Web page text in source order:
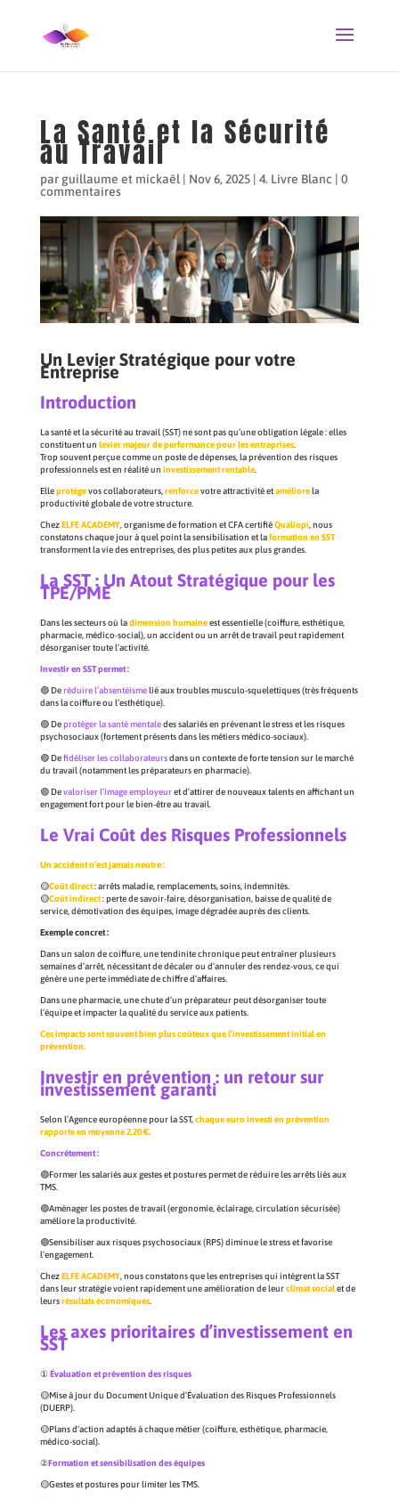
La Santé et la Sécurité
au Travail
par guillaume et mickaël| Nov 6, 2025| 4. Livre Blanc| 0
commentaires
Un Levier Stratégique pour votre
Entreprise
Introduction
La santé et la sécurité au travail (SST) ne sont pas qu’une obligation légale : elles
constituent un levier majeur de performance pour les entreprises.
Trop souvent perçue comme un poste de dépenses, la prévention des risques
professionnels est en réalité un investissement rentable.
Elleprotègevos collaborateurs,renforcevotre attractivité etaméliorela
productivité globale de votre structure.
ChezELFE ACADEMY, organisme de formation et CFA certifiéQualiopi, nous
constatons chaque jour à quel point la sensibilisation et laformation en SST
transforment la vie des entreprises, des plus petites aux plus grandes.
La SST : Un Atout Stratégique pour les
TPE/PME
Dans les secteurs où ladimension humaineest essentielle (coiffure, esthétique,
pharmacie, médico-social), un accident ou un arrêt de travail peut rapidement
désorganiser toute l’activité.
Investir en SST permet :
🟣 Deréduire l’absentéismelié aux troubles musculo-squelettiques (très fréquents
dans la coiffure ou l’esthétique).
🟣 Deprotéger la santé mentaledes salariés en prévenant le stress et les risques
psychosociaux (fortement présents dans les métiers médico-sociaux).
🟣 Defidéliser les collaborateursdans un contexte de forte tension sur le marché
du travail (notamment les préparateurs en pharmacie).
🟣 Devaloriser l’image employeuret d’attirer de nouveaux talents en affichant un
engagement fort pour le bien-être au travail.
Le Vrai Coût des Risques Professionnels
Un accident n’est jamais neutre :
🟡Coût direct: arrêts maladie, remplacements, soins, indemnités.
🟡Coût indirect: perte de savoir-faire, désorganisation, baisse de qualité de
service, démotivation des équipes, image dégradée auprès des clients.
Exemple concret :
Dans un salon de coiffure, une tendinite chronique peut entraîner plusieurs
semaines d’arrêt, nécessitant de décaler ou d’annuler des rendez-vous, ce qui
génère une perte immédiate de chiffre d’affaires.
Dans une pharmacie, une chute d’un préparateur peut désorganiser toute
l’équipe et impacter la qualité du service aux patients.
Ces impacts sont souvent bien plus coûteux que l’investissement initial en
prévention.
Investir en prévention : un retour sur
investissement garanti
Selon l’Agence européenne pour la SST,chaque euro investi en prévention
rapporte en moyenne 2,20 €.
Concrètement :
🟣Former les salariés aux gestes et postures permet de réduire les arrêts liés aux
TMS.
🟣Aménager les postes de travail (ergonomie, éclairage, circulation sécurisée)
améliore la productivité.
🟣Sensibiliser aux risques psychosociaux (RPS) diminue le stress et favorise
l’engagement.
ChezELFE ACADEMY, nous constatons que les entreprises qui intègrent la SST
dans leur stratégie voient rapidement une amélioration de leurclimat socialet de
leursrésultats économiques.
Les axes prioritaires d’investissement en
SST
①Évaluation et prévention des risques
🟡Mise à jour du Document Unique d’Évaluation des Risques Professionnels
(DUERP).
🟡Plans d’action adaptés à chaque métier (coiffure, esthétique, pharmacie,
médico-social).
②Formation et sensibilisation des équipes
🟡Gestes et postures pour limiter les TMS.